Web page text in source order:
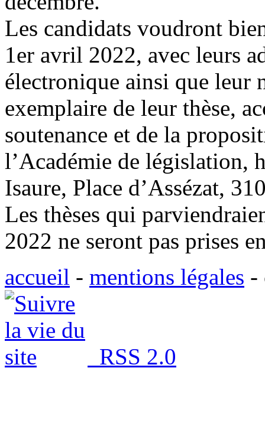
Les candidats voudront
1er avril 2022, avec leurs
électronique ainsi que leur
exemplaire de leur thèse,
soutenance et de la
l’Académie de législation,
Isaure, Place d’Assézat,
Les thèses qui
2022 ne seront pas prises
accueil - mentions légales -
RSS 2.0